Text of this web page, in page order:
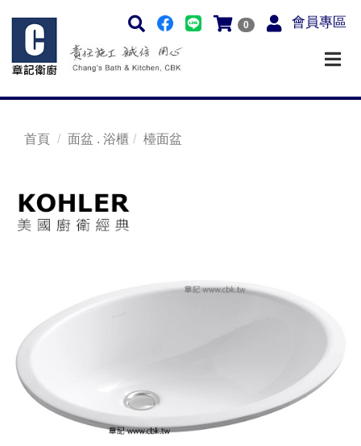
0 會員專區
首頁 面盆 . 浴櫃 檯面盆